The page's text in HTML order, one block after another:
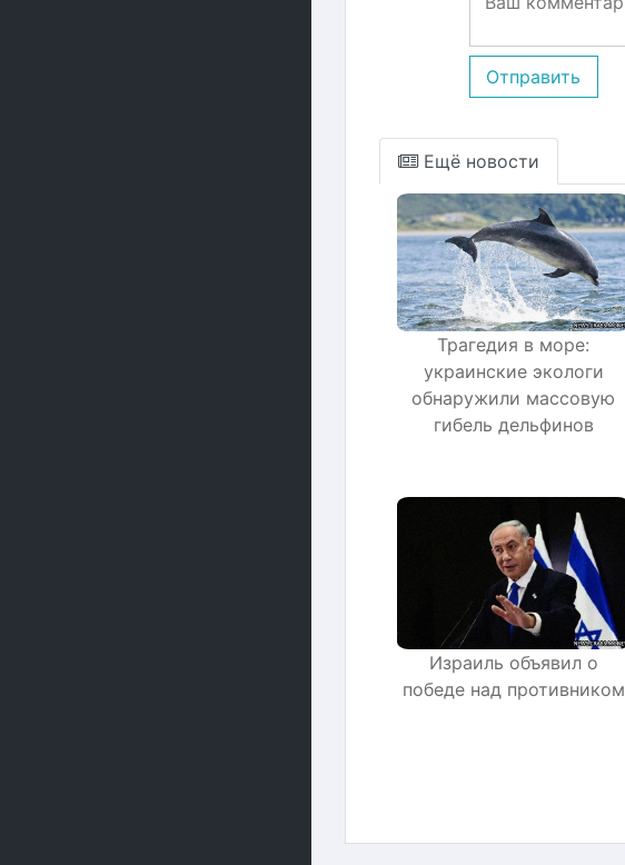
Отправить
Ещё новости
Трагедия в море:
украинские экологи
обнаружили массовую
гибель дельфинов
Израиль объявил о
победе над противником